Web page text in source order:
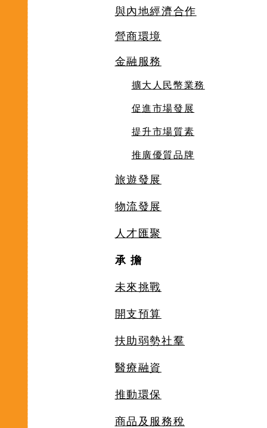
與內地經濟合作
營商環境
金融服務
擴大人民幣業務
促進市場發展
提升市場質素
推廣優質品牌
旅遊發展
物流發展
人才匯聚
承 擔
未來挑戰
開支預算
扶助弱勢社羣
醫療融資
推動環保
商品及服務稅